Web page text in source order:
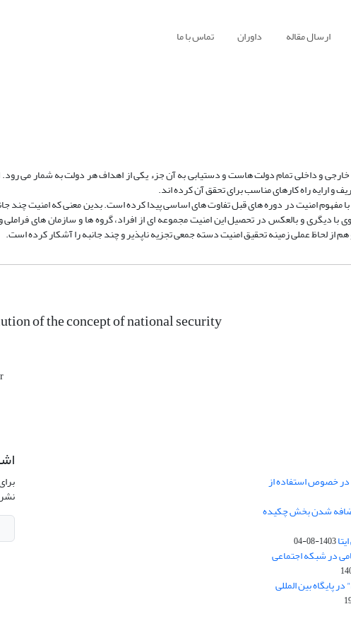
ارسال مقاله داوران تماس با ما
و داخلی تمام دولت هاست و دستیابی به آن جزء یکی از اهداف هر دولت به شمار می رود.
ارایه راه کارهای مناسب برای تحقق آن کرده اند.
امنیت در دوره های قبل تفاوت های اساسی پیدا کرده است. بدین معنی که امنیت چند
دیگری و بالعکس در تحصیل این امنیت مجموعه ای از افراد، گروه ها و سازمان های فراملی
لحاظ عملی زمینه تحقیق امنیت دسته جمعی تجزیه ناپذیر و چند جانبه را آشکار کرده است.
of the concept of national security
خصوص استفاده از
شدن بخش چکیده
1403-08-04
در شبکه اجتماعی
پایگاه بین المللی